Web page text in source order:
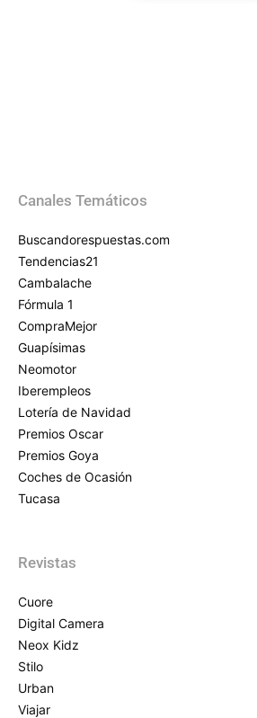
Canales Temáticos
Buscandorespuestas.com
Tendencias21
Cambalache
Fórmula 1
CompraMejor
Guapísimas
Neomotor
Iberempleos
Lotería de Navidad
Premios Oscar
Premios Goya
Coches de Ocasión
Tucasa
Revistas
Cuore
Digital Camera
Neox Kidz
Stilo
Urban
Viajar